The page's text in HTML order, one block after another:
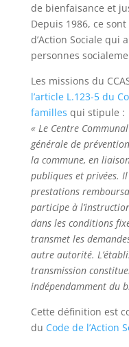
de bienfaisance et
Depuis 1986, ce
d’Action Sociale qui
personnes
Les missions du
l’article L.123-5 du
familles qui stipule :
« Le Centre
générale de
la commune, en
publiques et privées.
prestations
participe à
dans les conditions
transmet les
autre autorité.
transmission
indépendamment du
Cette définition est
du Code de l’Action